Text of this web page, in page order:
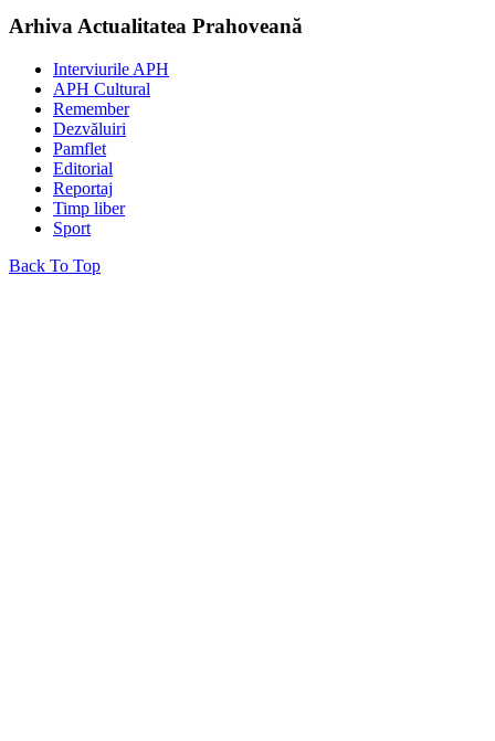
Arhiva Actualitatea Prahoveană
Interviurile APH
APH Cultural
Remember
Dezvăluiri
Pamflet
Editorial
Reportaj
Timp liber
Sport
Back To Top